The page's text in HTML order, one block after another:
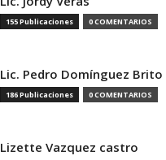
155 Publicaciones 0 COMENTARIOS
Lic. Pedro Domínguez Brito
186 Publicaciones 0 COMENTARIOS
Lizette Vazquez castro